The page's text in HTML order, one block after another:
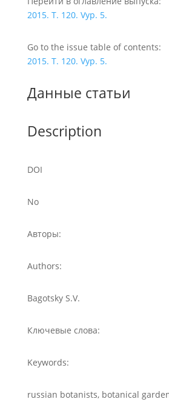
2015. T. 120. Vyp. 5.
Go to the issue table of contents:
2015. T. 120. Vyp. 5.
Данные статьи
Description
DOI
No
Авторы:
Authors:
Bagotsky S.V.
Ключевые слова:
Keywords:
russian botanists, botanical